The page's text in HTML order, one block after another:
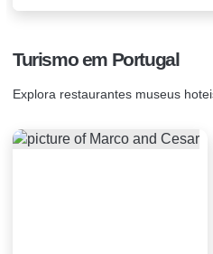
Turismo em Portugal
Explora restaurantes museus